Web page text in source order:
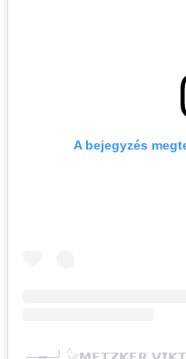
A bejegyzés